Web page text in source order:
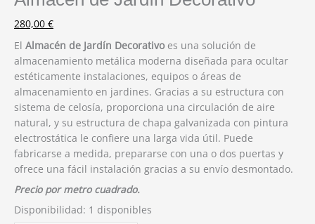
280,00 €
El Almacén de Jardín Decorativo es una solución de
almacenamiento metálica moderna diseñada para ocultar
estéticamente instalaciones, equipos o áreas de
almacenamiento en jardines. Gracias a su estructura con
sistema de celosía, proporciona una circulación de aire
natural, y su estructura de chapa galvanizada con pintura
electrostática le confiere una larga vida útil. Puede
fabricarse a medida, prepararse con una o dos puertas y
ofrece una fácil instalación gracias a su envío desmontado.
Precio por metro cuadrado.
Disponibilidad: 1 disponibles